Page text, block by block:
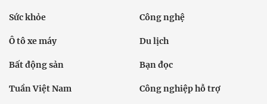
Sức khỏe Công nghệ
Ô tô xe máy Du lịch
Bất động sản Bạn đọc
Tuần Việt Nam Công nghiệp hỗ trợ